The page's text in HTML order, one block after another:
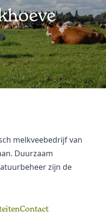
melkveebedrijf van
Duurzaam
zijn de
Contact